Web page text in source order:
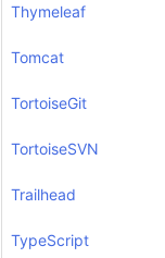
Thymeleaf
Tomcat
TortoiseGit
TortoiseSVN
Trailhead
TypeScript